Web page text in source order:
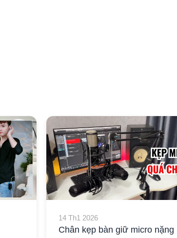
14 Th1 2026
Chân kẹp bàn giữ micro nặng